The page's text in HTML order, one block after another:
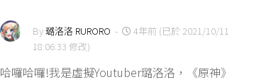
By璐洛洛 RURORO -
4年前 (已於 2021/10/11
18:06:33 修改)
哈囉哈囉!我是虛擬Youtuber璐洛洛，《原神》